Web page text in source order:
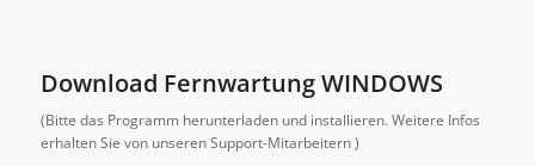
Download Fernwartung WINDOWS
(Bitte das Programm herunterladen und installieren. Weitere Infos
erhalten Sie von unseren Support-Mitarbeitern )